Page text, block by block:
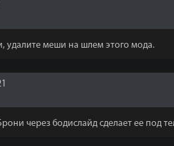
удалите меши на шлем этого мода.
через бодислайд сделает ее под